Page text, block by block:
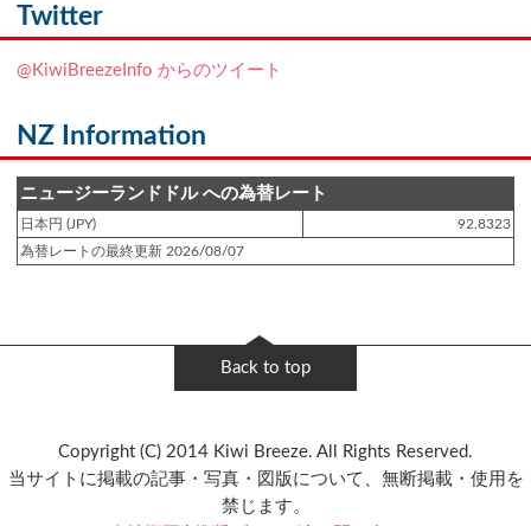
NZフレンズに「
登録日 : 2019.4.10
登録日 : 2019.2.28
NZクッキングに「ニュージーランド産キウイの酢の物
登録日 : 2019.2.4
NZフレンズに「Jane Forrest-Waghorn」をアップしました!!
Twitter
@KiwiBreezeInfo からのツイート
NZ Information
ニュージーランドドル への為替レート
日本円 (JPY)
92.8323
為替レートの最終更新 2026/08/07
Back to top
Copyright (C) 2014 Kiwi Breeze. All Rights Reserved.
当サイトに掲載の記事・写真・図版について、無断掲載・使用を
禁じます。